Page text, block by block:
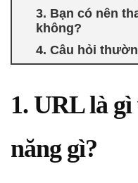
3. Bạn có nên
không?
4. Câu hỏi
1. URL là
năng gì?